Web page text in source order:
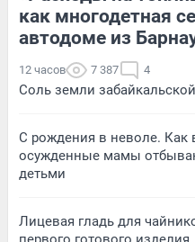
как многодетная
автодоме из
12 часов 7 387 4
Соль земли
С рождения в неволе. Как
осужденные мамы
детьми
Лицевая гладь для